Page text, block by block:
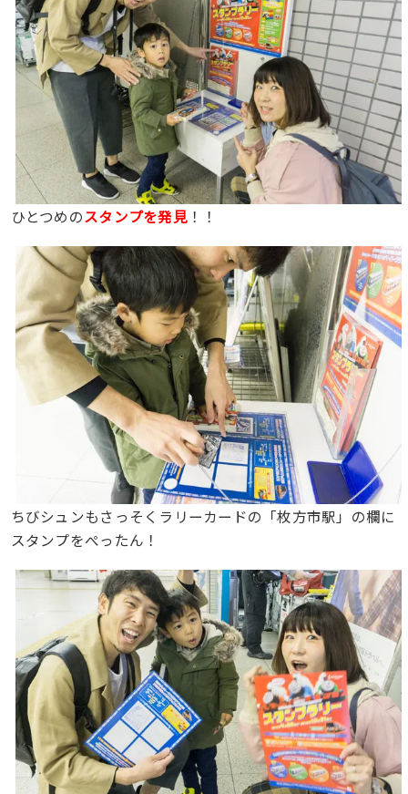
ひとつめのスタンプを発見！！
ちびシュンもさっそくラリーカードの「枚方市駅」の欄に
スタンプをぺったん！